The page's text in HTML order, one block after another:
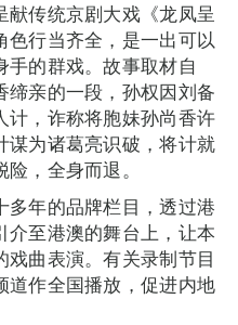
传统京剧大戏《龙凤呈
行当齐全，是一出可以
的群戏。故事取材自
缔亲的一段，孙权因刘备
计，诈称将胞妹孙尚香许
谋为诸葛亮识破，将计就
，全身而退。
多年的品牌栏目，透过港
至港澳的舞台上，让本
曲表演。有关录制节目
道作全国播放，促进内地